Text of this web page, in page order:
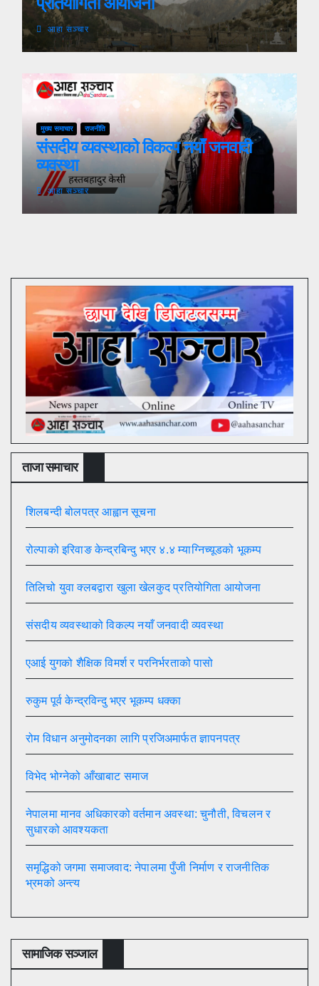
आहा सञ्चार
मुख्य समाचार राजनीति
संसदीय व्यवस्थाको विकल्प नयाँ जनवादी
व्यवस्था
आहा सञ्चार
ताजा समाचार
शिलबन्दी बोलपत्र आह्वान सूचना
रोल्पाको इरिवाङ केन्द्रबिन्दु भएर ४.४ म्याग्निच्यूडको भूकम्प
तिलिचो युवा क्लबद्वारा खुला खेलकुद प्रतियोगिता आयोजना
संसदीय व्यवस्थाको विकल्प नयाँ जनवादी व्यवस्था
एआई युगको शैक्षिक विमर्श र परनिर्भरताको पासो
रुकुम पूर्व केन्द्रविन्दु भएर भूकम्प धक्का
रोम विधान अनुमोदनका लागि प्रजिअमार्फत ज्ञापनपत्र
विभेद भोग्नेको आँखाबाट समाज
नेपालमा मानव अधिकारको वर्तमान अवस्था: चुनौती, विचलन र
सुधारको आवश्यकता
समृद्धिको जगमा समाजवाद: नेपालमा पुँजी निर्माण र राजनीतिक
भ्रमको अन्त्य
सामाजिक सञ्जाल